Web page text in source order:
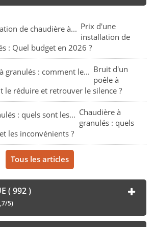
Prix d'une
installation de
: Quel budget en 2026 ?
Bruit d'un
poêle à
le réduire et retrouver le silence ?
Chaudière à
granulés : quels
les inconvénients ?
Tous les articles
( 992 )
/5)